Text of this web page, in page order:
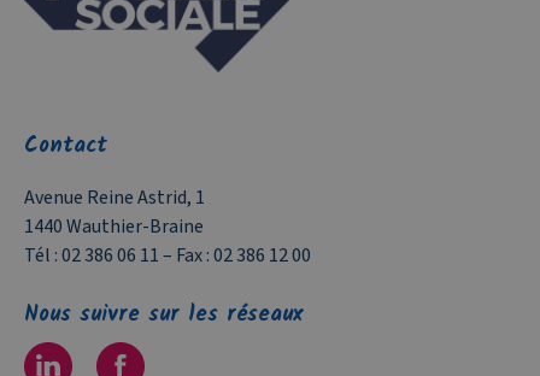
Contact
Avenue Reine Astrid, 1
1440 Wauthier-Braine
Tél :02 386 06 11– Fax :02 386 12 00
Nous suivre sur les réseaux